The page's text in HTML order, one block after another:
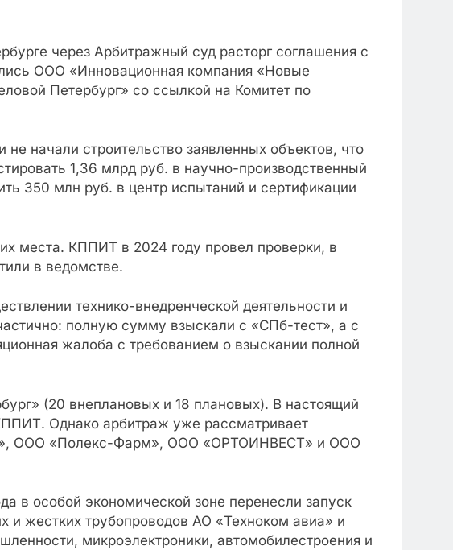
через Арбитражный суд расторг соглашения с
ООО «Инновационная компания «Новые
Петербург» со ссылкой на Комитет по
начали строительство заявленных объектов, что
1,36 млрд руб. в научно-производственный
350 млн руб. в центр испытаний и сертификации
места. КППИТ в 2024 году провел проверки, в
в ведомстве.
технико-внедренческой деятельности и
полную сумму взыскали с «СПб-тест», а с
жалоба с требованием о взыскании полной
(20 внеплановых и 18 плановых). В настоящий
Однако арбитраж уже рассматривает
ООО «Полекс-Фарм», ООО «ОРТОИНВЕСТ» и ООО
в особой экономической зоне перенесли запуск
и жестких трубoпроводов АО «Техноком авиа» и
микроэлектроники, автомобилестрoения и